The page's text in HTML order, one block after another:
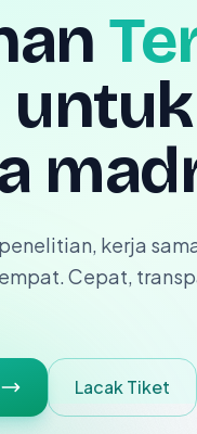
kerja
Cepat,
Lacak Tiket